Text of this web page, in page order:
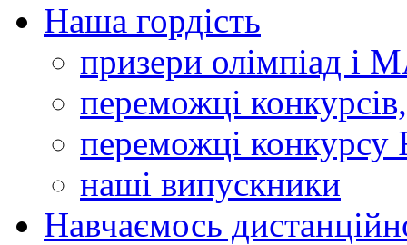
Наша гордість
призери олімпіад і
переможці
переможці конкурсу
наші випускники
Навчаємось